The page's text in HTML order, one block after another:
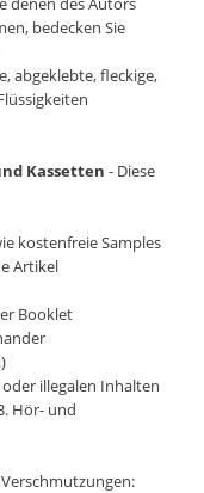
bedecken Sie
abgeklebte, fleckige,
Kassetten - Diese
kostenfreie Samples
Artikel
Booklet
illegalen Inhalten
Hör- und